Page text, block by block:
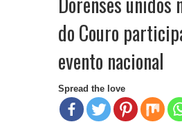
do Couro
evento nacional
Spread the love